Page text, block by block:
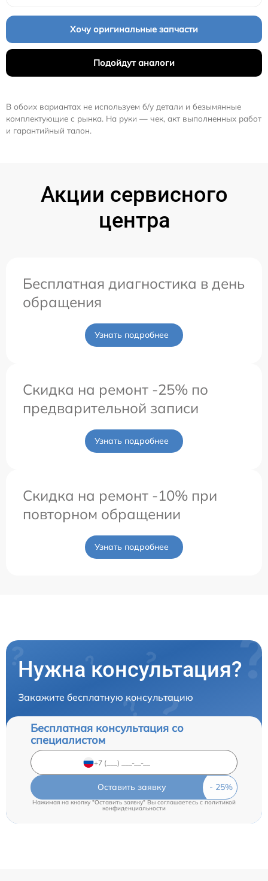
Хочу оригинальные запчасти
Подойдут аналоги
В обоих вариантах не используем б/у детали и безымянные
комплектующие с рынка. На руки — чек, акт выполненных работ
и гарантийный талон.
Акции сервисного
центра
Бесплатная диагностика в день
обращения
Узнать подробнее
Скидка на ремонт -25% по
предварительной записи
Узнать подробнее
Скидка на ремонт -10% при
повторном обращении
Узнать подробнее
Нужна консультация?
Закажите бесплатную консультацию
Бесплатная консультация со
специалистом
Оставить заявку
Нажимая на кнопку "Оставить заявку" Вы соглашаетесь c политикой
конфиденциальности